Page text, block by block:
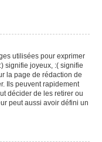
utilisées pour exprimer
signifie joyeux, :( signifie
la page de rédaction de
Ils peuvent rapidement
décider de les retirer ou
peut aussi avoir défini un